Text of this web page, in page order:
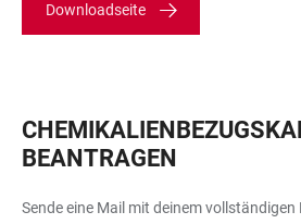
Downloadseite
BEANTRAGEN
Sende eine Mail mit deinem vollständigen